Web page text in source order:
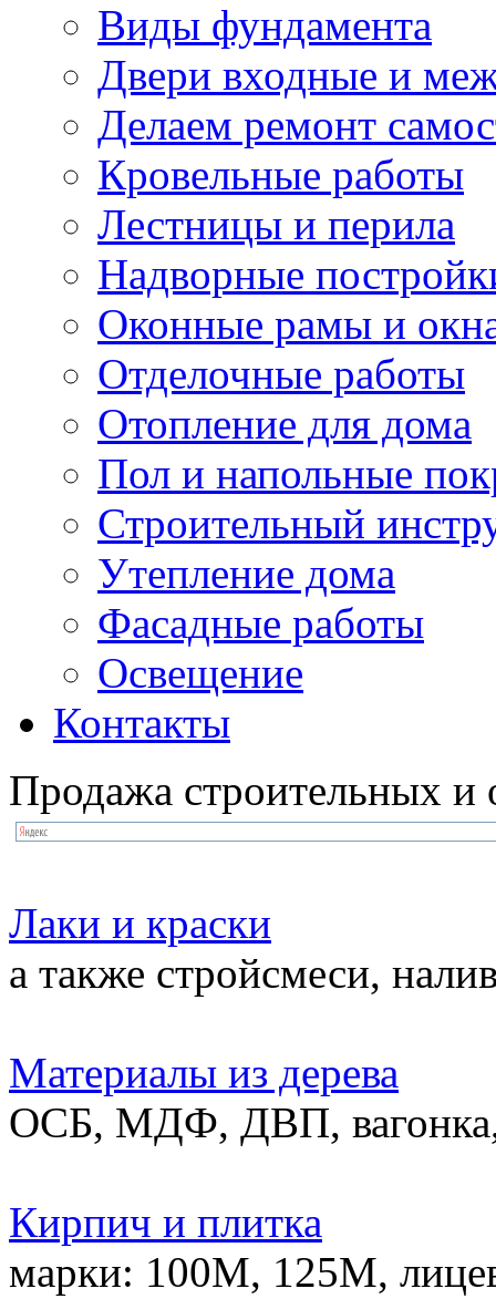
Виды фундамента
Двери входные и
Делаем ремонт
Кровельные работы
Лестницы и перила
Надворные
Оконные рамы и
Отделочные работы
Отопление для дома
Пол и напольные
Строительный
Утепление дома
Фасадные работы
Освещение
Контакты
Продажа строительных и
Лаки и краски
а также стройсмеси,
Материалы из дерева
ОСБ, МДФ, ДВП,
Кирпич и плитка
марки: 100М, 125М,